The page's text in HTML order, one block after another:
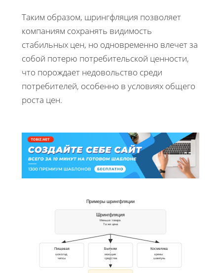
Таким образом, шрингфляция позволяет
компаниям сохранять видимость
стабильных цен, но одновременно влечет за
собой потерю потребительской ценности,
что порождает недовольство среди
потребителей, особенно в условиях общего
роста цен.
Примеры шрингфляции
Шрингфляция
Меньше товара
Та же цена
Пищевая
шоколад
чипсы
Бытхим
моющие
средства
Косметика
кремы
шампунь